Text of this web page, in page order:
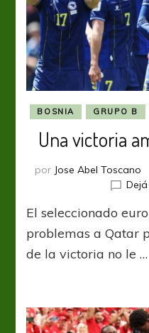
BOSNIA GRUPO B
Una victoria
por Jose Abel Toscano
El seleccionado
problemas a Qatar
de la victoria no le …